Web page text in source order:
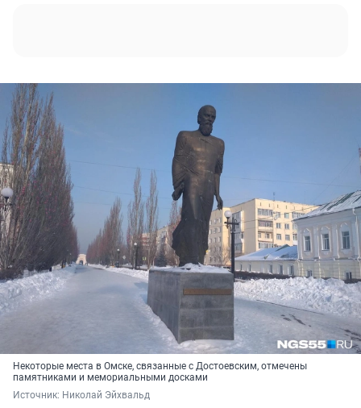
Некоторые места в Омске, связанные с Достоевским, отмечены
памятниками и мемориальными досками
Источник: Николай Эйхвальд